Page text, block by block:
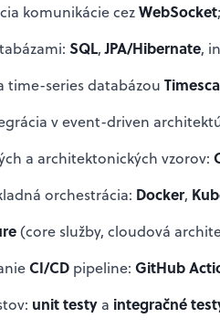
komunikácie cezWebSocket;
SQL,JPA/Hibernate,
time-series databázou
v event-driven
a architektonických vzorov:
orchestrácia: Docker,
(core služby, cloudová
CI/CD pipeline: GitHub
unit testy a integračné